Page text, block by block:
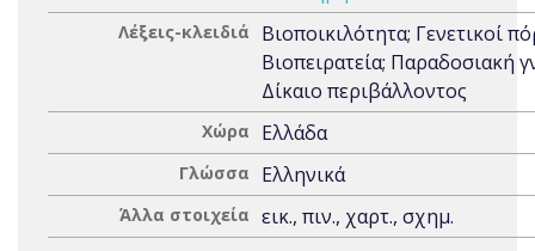
Λέξεις-κλειδιά
Βιοποικιλότητα; Γενετικοί
Βιοπειρατεία; Παραδοσιακή
Δίκαιο περιβάλλοντος
Χώρα Ελλάδα
Γλώσσα Ελληνικά
Άλλα στοιχεία εικ., πιν., χαρτ., σχημ.